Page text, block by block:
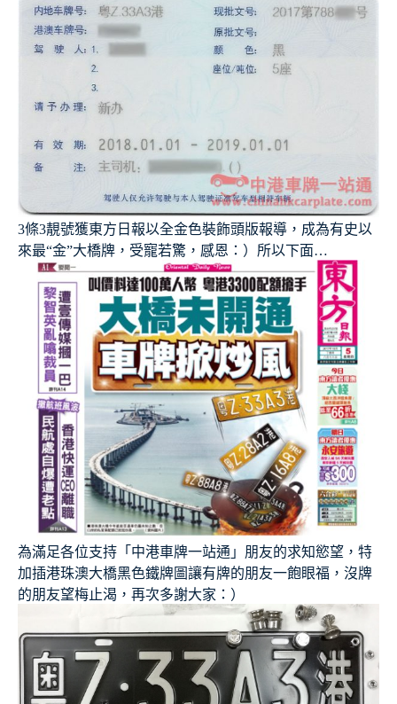
3條3靚號獲東方日報以全金色裝飾頭版報導，成為有史以
來最“金”大橋牌，受寵若驚，感恩：）所以下面…
為滿足各位支持「中港車牌一站通」朋友的求知慾望，特
加插港珠澳大橋黑色鐵牌圖讓有牌的朋友一飽眼福，沒牌
的朋友望梅止渴，再次多謝大家：）